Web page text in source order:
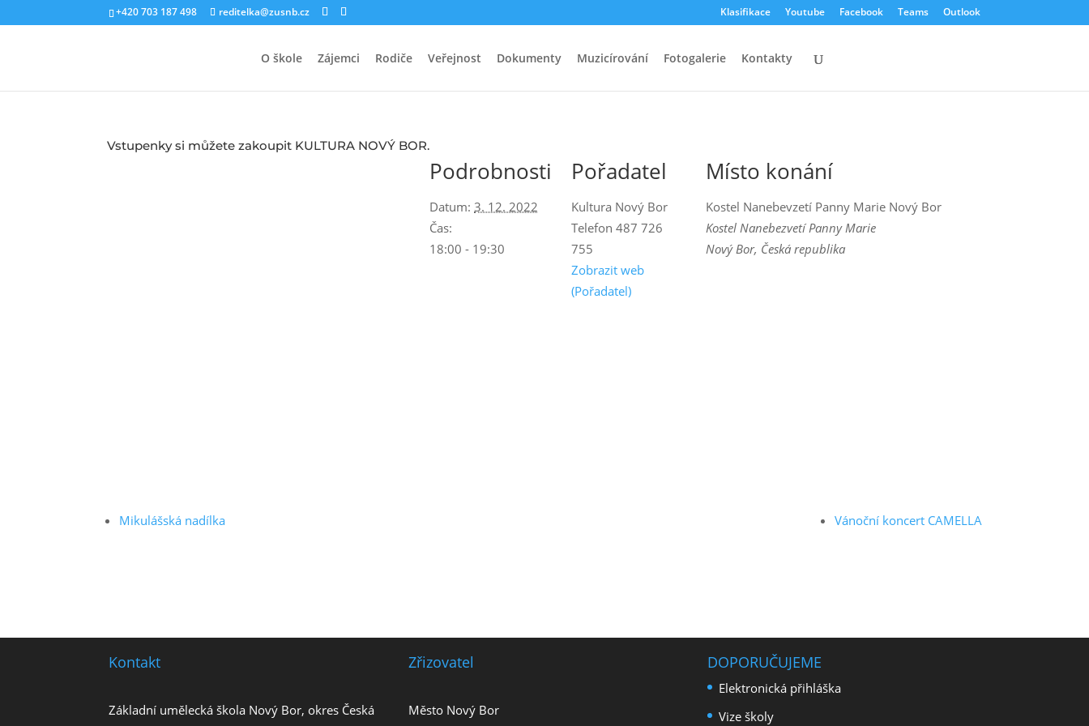
+420 703 187 498 reditelka@zusnb.cz Klasifikace Youtube Facebook Teams Outlook
O škole Zájemci Rodiče Veřejnost Dokumenty Muzicírování Fotogalerie Kontakty
Vstupenky si můžete zakoupit KULTURA NOVÝ BOR.
Podrobnosti
Datum: 3. 12. 2022
Čas:
18:00 - 19:30
Pořadatel
Kultura Nový Bor
Telefon 487 726
755
Zobrazit web
(Pořadatel)
Místo konání
Kostel Nanebevzetí Panny Marie Nový Bor
Kostel Nanebezvetí Panny Marie
Nový Bor, Česká republika
Mikulášská nadílka Vánoční koncert CAMELLA
Kontakt
Základní umělecká škola Nový Bor, okres Česká
Zřizovatel
Město Nový Bor
DOPORUČUJEME
Elektronická přihláška
Vize školy